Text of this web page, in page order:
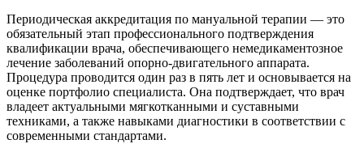
Периодическая аккредитация по мануальной терапии — это
обязательный этап профессионального подтверждения
квалификации врача, обеспечивающего немедикаментозное
лечение заболеваний опорно-двигательного аппарата.
Процедура проводится один раз в пять лет и основывается на
оценке портфолио специалиста. Она подтверждает, что врач
владеет актуальными мягкотканными и суставными
техниками, а также навыками диагностики в соответствии с
современными стандартами.